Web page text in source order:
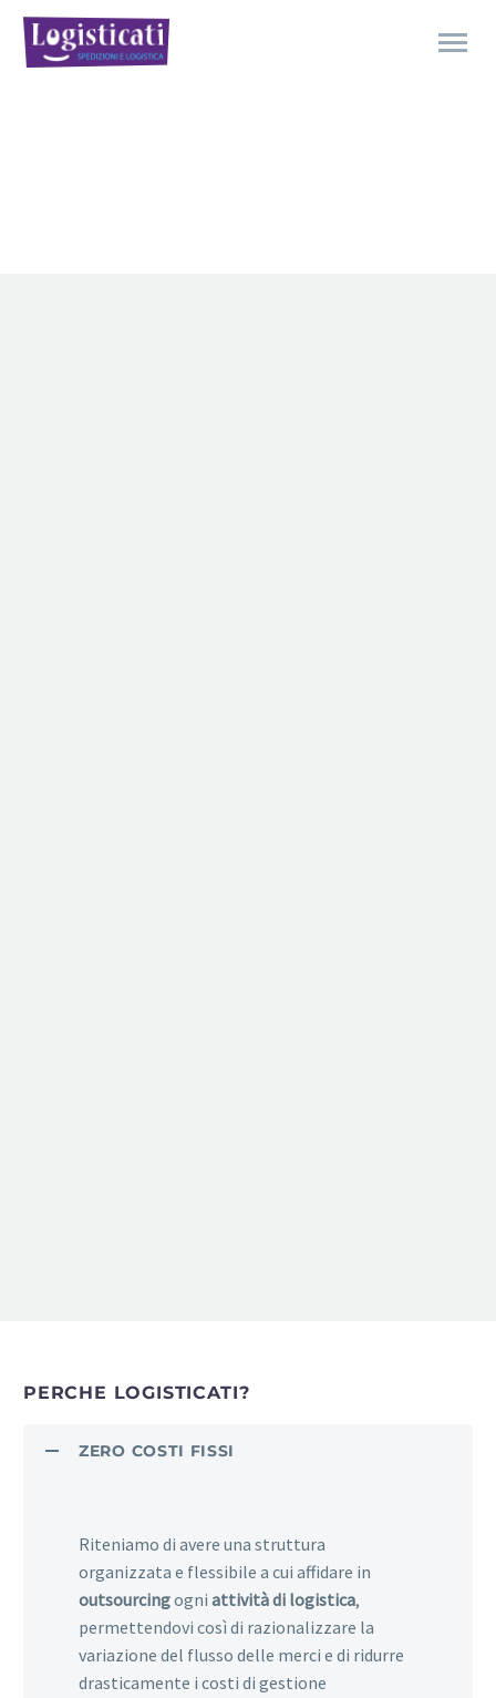
PERCHE LOGISTICATI?
ZERO COSTI FISSI
Riteniamo di avere una struttura
organizzata e flessibile a cui affidare in
outsourcingogni attività di logistica,
permettendovi così di razionalizzare la
variazione del flusso delle merci e di ridurre
drasticamente i costi di gestione